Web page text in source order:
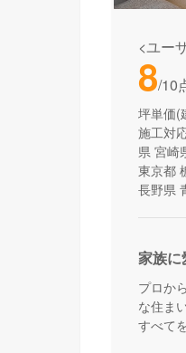
<ユー
8/10
坪単価(
施工対
県 宮崎
東京都
長野県
家族に
プロか
な住ま
すべて